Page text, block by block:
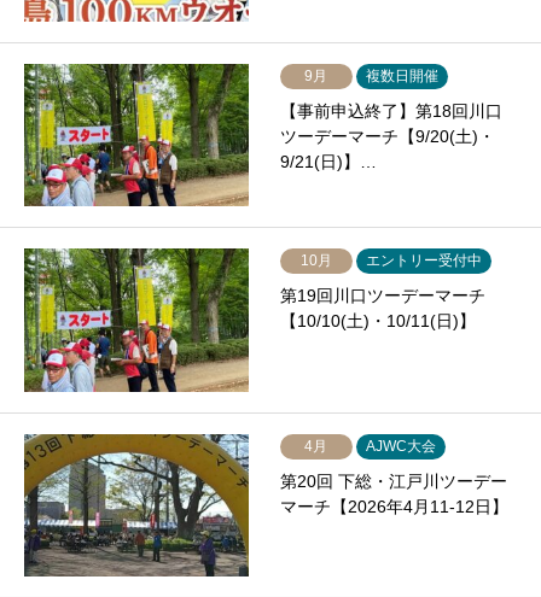
9月 複数日開催
【事前申込終了】第18回川口
ツーデーマーチ【9/20(土)・
9/21(日)】…
10月 エントリー受付中
第19回川口ツーデーマーチ
【10/10(土)・10/11(日)】
4月 AJWC大会
第20回 下総・江戸川ツーデー
マーチ【2026年4月11-12日】